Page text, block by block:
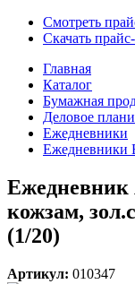
Смотреть
Скачать
Главная
Каталог
Бумажная
Деловое
Ежедневники
Ежедневники
Ежедневник
кожзам,
(1/20)
Артикул: 010347